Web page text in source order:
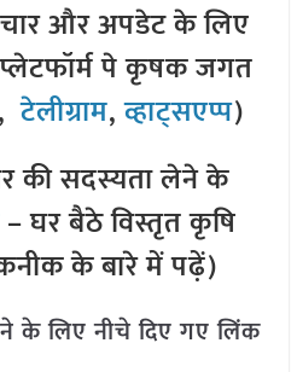
और अपडेट के लिए
पे कृषक जगत
,टेलीग्राम,व्हाट्सएप्प)
की सदस्यता लेने के
– घर बैठे विस्तृत कृषि
के बारे में पढ़ें)
लिए नीचे दिए गए लिंक